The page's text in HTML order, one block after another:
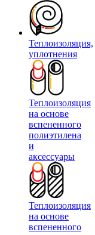
Теплоизоляция,
уплотнения
Теплоизоляция
на основе
вспененного
полиэтилена
и
аксессуары
Теплоизоляция
на основе
вспененного